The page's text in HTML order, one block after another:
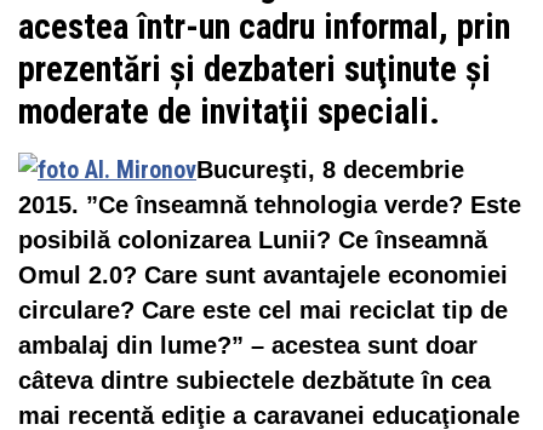
acestea într-un cadru informal, prin
prezentări şi dezbateri suţinute şi
moderate de invitaţii speciali.
Bucureşti, 8 decembrie
2015. ”Ce înseamnă tehnologia verde? Este
posibilă colonizarea Lunii? Ce înseamnă
Omul 2.0? Care sunt avantajele economiei
circulare? Care este cel mai reciclat tip de
ambalaj din lume?” – acestea sunt doar
câteva dintre subiectele dezbătute în cea
mai recentă ediţie a caravanei educaţionale